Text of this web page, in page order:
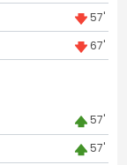
57'
67'
57'
57'